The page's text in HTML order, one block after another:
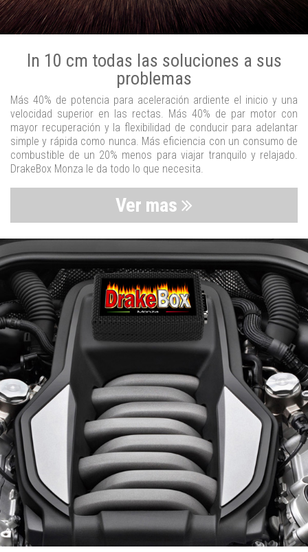
In 10 cm todas las soluciones a sus
problemas
Más 40% de potencia para aceleración ardiente el inicio y una
velocidad superior en las rectas. Más 40% de par motor con
mayor recuperación y la flexibilidad de conducir para adelantar
simple y rápida como nunca. Más eficiencia con un consumo de
combustible de un 20% menos para viajar tranquilo y relajado.
DrakeBox Monza le da todo lo que necesita.
Ver mas